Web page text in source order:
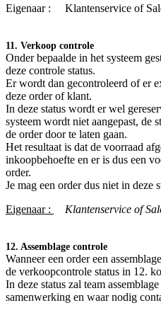
Eigenaar :
​Klantenservice of
11. Verkoop controle
Onder bepaalde in het systeem
deze controle status.
Er wordt dan gecontroleerd of er
deze order of klant.
In deze status wordt er wel
systeem wordt niet aangepast, de
de order door te laten gaan.
Het resultaat is dat de voorraad
inkoopbehoefte en er is dus een
order.
Je mag een order dus niet in deze
Eigenaar :
Klantenservice of
12. Assemblage controle
Wanneer een order een
de verkoopcontrole status in 12.
In deze status zal team
samenwerking en waar nodig